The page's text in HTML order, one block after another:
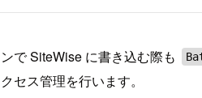
で SiteWise に書き込む際も
セス管理を行います。